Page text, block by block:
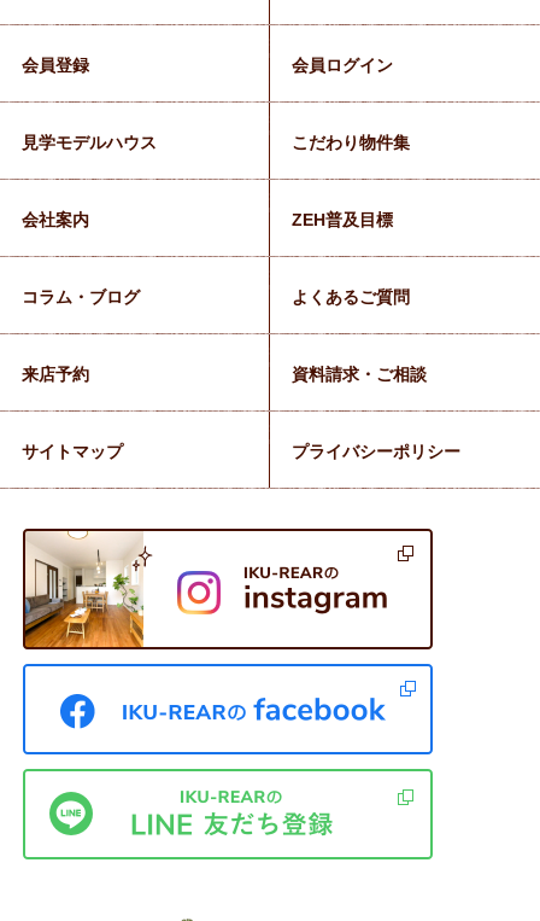
会員登録 会員ログイン
見学モデルハウス こだわり物件集
会社案内 ZEH普及目標
コラム・ブログ よくあるご質問
来店予約 資料請求・ご相談
サイトマップ プライバシーポリシー